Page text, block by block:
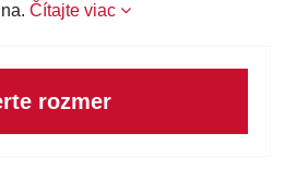
Čítajte viac
rozmer